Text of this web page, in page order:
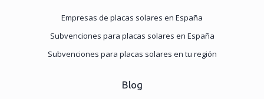
Empresas de placas solares en España
Subvenciones para placas solares en España
Subvenciones para placas solares en tu región
Blog